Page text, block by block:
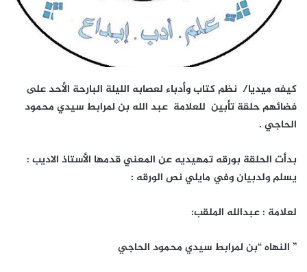
كيفه ميديا/ نظم كتاب وأدباء لعصابه الليلة البارحة الأحد على
فضائهم حلقة تأبين للعلامة عبد الله بن لمرابط سيدي محمود
الحاجي .
بدأت الحلقة بورقه تمهيديه عن المعني قدمها الأستاذ الاديب :
يسلم ولدبيان وفي مايلي نص الورقه :
لعلامة : عبدالله الملقب:
” النهاه “بن لمرابط سيدي محمود الحاجي